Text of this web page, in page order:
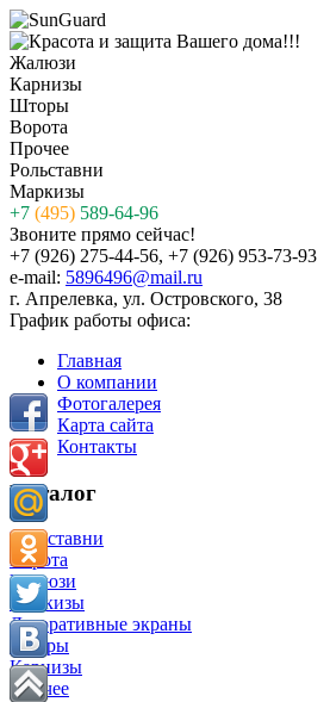
Жалюзи
Карнизы
Шторы
Ворота
Прочее
Рольставни
Маркизы
+7 (495) 589-64-96
Звоните прямо сейчас!
+7 (926) 275-44-56, +7 (926) 953-73-93
e-mail: 5896496@mail.ru
г. Апрелевка, ул. Островского, 38
График работы офиса:
Главная
О компании
Фотогалерея
Карта сайта
Контакты
Каталог
Рольставни
Ворота
Жалюзи
Маркизы
Декоративные экраны
Шторы
Карнизы
Прочее